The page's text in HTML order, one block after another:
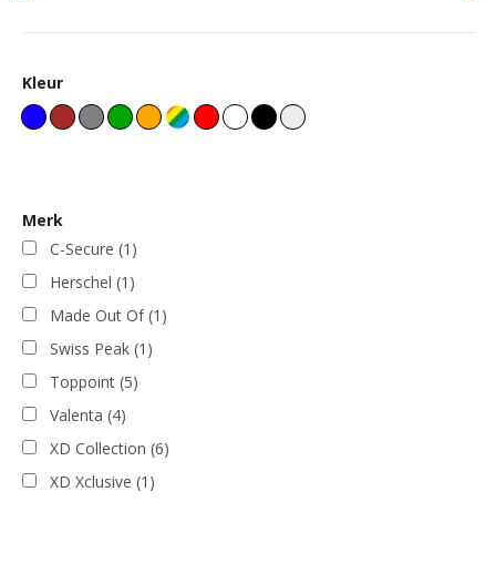
Kleur
Merk
C-Secure (1)
Herschel (1)
Made Out Of (1)
Swiss Peak (1)
Toppoint (5)
Valenta (4)
XD Collection (6)
XD Xclusive (1)